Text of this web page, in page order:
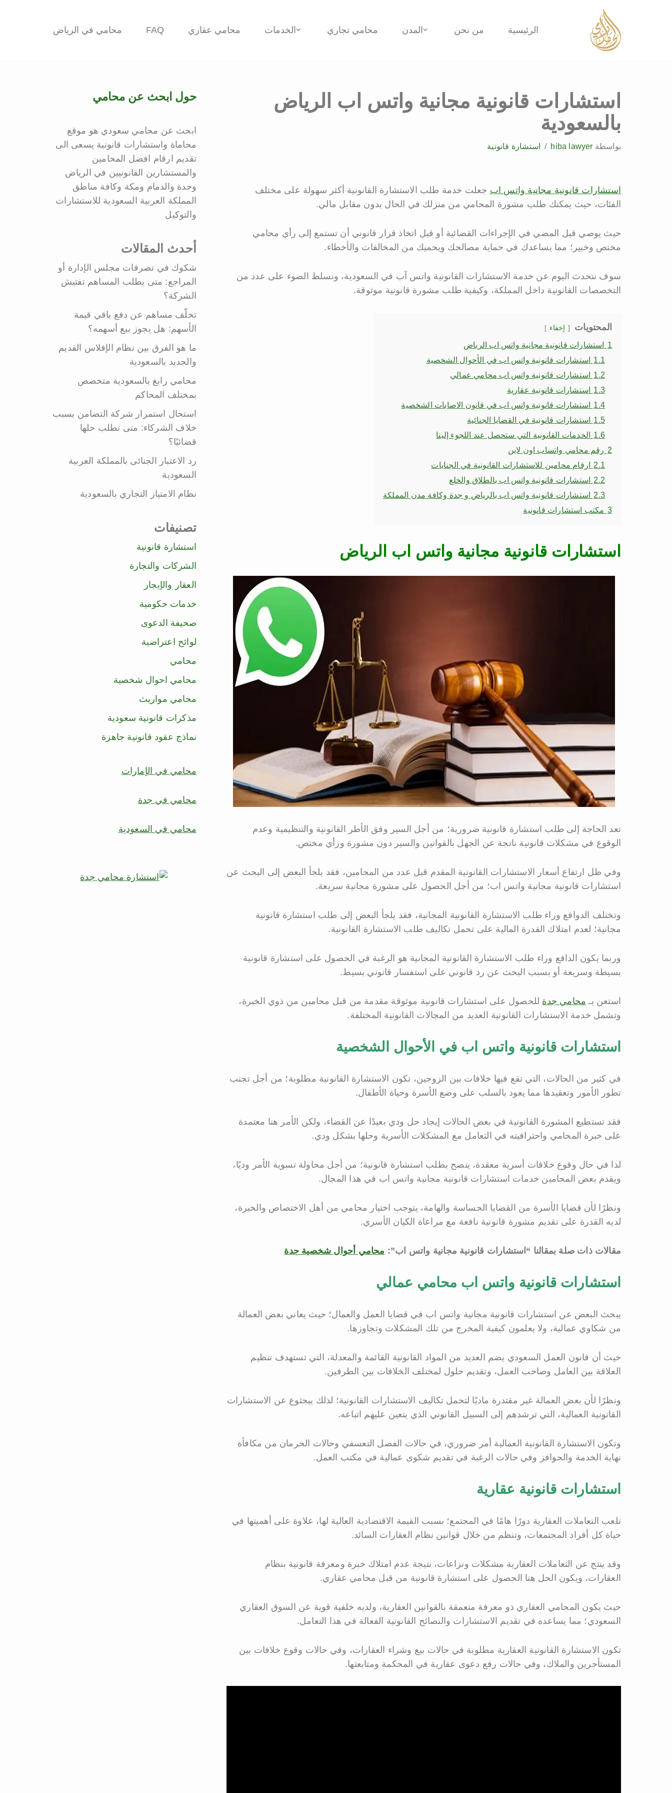
الرئيسية من نحن المدن محامي تجاري الخدمات محامي عقاري FAQ محامي في الرياض
استشارات قانونية مجانية واتس اب الرياض
بالسعودية
بواسطة hiba lawyer استشارة قانونية
استشارات قانونية مجانية واتس اب جعلت خدمة طلب الاستشارة القانونية أكثر سهولة على مختلف
الفئات، حيث يمكنك طلب مشورة المحامي من منزلك في الحال بدون مقابل مالي.
حيث يوصي قبل المضي في الإجراءات القضائية أو قبل اتخاذ قرار قانوني أن تستمع إلى رأي محامي
مختص وخبير؛ مما يساعدك في حماية مصالحك ويحميك من المخالفات والأخطاء.
سوف نتحدث اليوم عن خدمة الاستشارات القانونية واتس آب في السعودية، ونسلط الضوء على عدد من
التخصصات القانونية داخل المملكة، وكيفية طلب مشورة قانونية موثوقة.
المحتويات إخفاء
1 استشارات قانونية مجانية واتس اب الرياض
1.1 استشارات قانونية واتس اب في الأحوال الشخصية
1.2 استشارات قانونية واتس اب محامي عمالي
1.3 استشارات قانونية عقارية
1.4 استشارات قانونية واتس اب في قانون الاصابات الشخصية
1.5 استشارات قانونية في القضايا الجنائية
1.6 الخدمات القانونية التي ستحصل عند اللجوء إلينا
2 رقم محامي واتساب اون لاين
2.1 ارقام محامين للاستشارات القانونية في الجنايات
2.2 استشارات قانونية واتس اب بالطلاق والخلع
2.3 استشارات قانونية واتس اب بالرياض و جدة وكافة مدن المملكة
3 مكتب استشارات قانونية
استشارات قانونية مجانية واتس اب الرياض
تعد الحاجة إلى طلب استشارة قانونية ضرورية؛ من أجل السير وفق الأطر القانونية والتنظيمية وعدم
الوقوع في مشكلات قانونية ناتجة عن الجهل بالقوانين والسير دون مشورة ورأي مختص.
وفي ظل ارتفاع أسعار الاستشارات القانونية المقدم قبل عدد من المحامين، فقد يلجأ البعض إلى البحث عن
استشارات قانونية مجانية واتس اب؛ من أجل الحصول على مشورة مجانية سريعة.
وتختلف الدوافع وراء طلب الاستشارة القانونية المجانية، فقد يلجأ البعض إلى طلب استشارة قانونية
مجانية؛ لعدم امتلاك القدرة المالية على تحمل تكاليف طلب الاستشارة القانونية.
وربما يكون الدافع وراء طلب الاستشارة القانونية المجانية هو الرغبة في الحصول على استشارة قانونية
بسيطة وسريعة أو بسبب البحث عن رد قانوني على استفسار قانوني بسيط.
استعن بـ محامي جدة للحصول على استشارات قانونية موثوقة مقدمة من قبل محامين من ذوي الخبرة،
وتشمل خدمة الاستشارات القانونية العديد من المجالات القانونية المختلفة.
استشارات قانونية واتس اب في الأحوال الشخصية
في كثير من الحالات، التي تقع فيها خلافات بين الزوجين، تكون الاستشارة القانونية مطلوبة؛ من أجل تجنب
تطور الأمور وتعقيدها مما يعود بالسلب على وضع الأسرة وحياة الأطفال.
فقد تستطيع المشورة القانونية في بعض الحالات إيجاد حل ودي بعيدًا عن القضاء، ولكن الأمر هنا معتمدة
على خبرة المحامي واحترافيته في التعامل مع المشكلات الأسرية وحلها بشكل ودي.
لذا في حال وقوع خلافات أسرية معقدة، ينصح بطلب استشارة قانونية؛ من أجل محاولة تسوية الأمر وديًا،
ويقدم بعض المحامين خدمات استشارات قانونية مجانية واتس اب في هذا المجال.
ونظرًا لأن قضايا الأسرة من القضايا الحساسة والهامة، يتوجب اختيار محامي من أهل الاختصاص والخبرة،
لديه القدرة على تقديم مشورة قانونية نافعة مع مراعاة الكيان الأسري.
مقالات ذات صلة بمقالنا “استشارات قانونية مجانية واتس اب”: محامي أحوال شخصية جدة
استشارات قانونية واتس اب محامي عمالي
يبحث البعض عن استشارات قانونية مجانية واتس اب في قضايا العمل والعمال؛ حيث يعاني بعض العمالة
من شكاوي عمالية، ولا يعلمون كيفية المخرج من تلك المشكلات وتجاوزها.
حيث أن قانون العمل السعودي يضم العديد من المواد القانونية القائمة والمعدلة، التي تستهدف تنظيم
العلاقة بين العامل وصاحب العمل، وتقديم حلول لمختلف الخلافات بين الطرفين.
ونظرًا لأن بعض العمالة غير مقتدرة ماديًا لتحمل تكاليف الاستشارات القانونية؛ لذلك يبحثوع عن الاستشارات
القانونية العمالية، التي ترشدهم إلى السبيل القانوني الذي يتعين عليهم اتباعه.
وتكون الاستشارة القانونية العمالية أمر ضروري، في حالات الفصل التعسفي وحالات الحرمان من مكافأة
نهاية الخدمة والحوافز وفي حالات الرغبة في تقديم شكوى عمالية في مكتب العمل.
استشارات قانونية عقارية
تلعب التعاملات العقارية دورًا هامًا في المجتمع؛ بسبب القيمة الاقتصادية العالية لها، علاوة على أهميتها في
حياة كل أفراد المجتمعات، وتنظم من خلال قوانين نظام العقارات السائد.
وقد ينتج عن التعاملات العقارية مشكلات ونزاعات، نتيجة عدم امتلاك خبرة ومعرفة قانونية بنظام
العقارات، ويكون الحل هنا الحصول على استشارة قانونية من قبل محامي عقاري.
حيث يكون المحامي العقاري ذو معرفة متعمقة بالقوانين العقارية، ولديه خلفية قوية عن السوق العقاري
السعودي؛ مما يساعده في تقديم الاستشارات والنصائح القانونية الفعالة في هذا التعامل.
تكون الاستشارة القانونية العقارية مطلوبة في حالات بيع وشراء العقارات، وفي حالات وقوع خلافات بين
المستأجرين والملاك، وفي حالات رفع دعوى عقارية في المحكمة ومتابعتها.
حول ابحث عن محامي
ابحث عن محامي سعودي هو موقع
محاماة واستشارات قانونية يسعى الى
تقديم ارقام افضل المحامين
والمستشارين القانونيين في الرياض
وجدة والدمام ومكة وكافة مناطق
المملكة العربية السعودية للاستشارات
والتوكيل
أحدث المقالات
شكوك في تصرفات مجلس الإدارة أو
المراجع: متى يطلب المساهم تفتيش
الشركة؟
تخلّف مساهم عن دفع باقي قيمة
الأسهم: هل يجوز بيع أسهمه؟
ما هو الفرق بين نظام الإفلاس القديم
والجديد بالسعودية
محامي رابغ بالسعودية متخصص
بمختلف المحاكم
استحال استمرار شركة التضامن بسبب
خلاف الشركاء: متى تطلب حلها
قضائيًا؟
رد الاعتبار الجنائى بالمملكة العربية
السعودية
نظام الامتياز التجاري بالسعودية
تصنيفات
استشارة قانونية
الشركات والتجارة
العقار والإيجار
خدمات حكومية
صحيفة الدعوى
لوائح اعتراضية
محامي
محامي احوال شخصية
محامي مواريث
مذكرات قانونية سعودية
نماذج عقود قانونية جاهزة
محامي في الإمارات
محامي في جدة
محامي في السعودية